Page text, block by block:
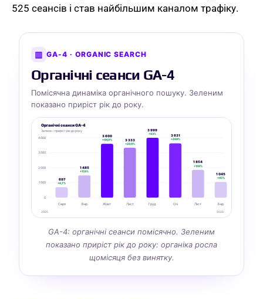
525 сеансів і став найбільшим каналом трафіку.
▥ GA-4 · ORGANIC SEARCH
Органічні сеанси GA-4
Помісячна динаміка органічного пошуку. Зеленим
показано приріст рік до року.
Органічні сеанси GA-4
Зелене – приріст рік до року
0
1 000
2 000
3 000
4 000
697
+6,7%
Серп
1 485
+17,6%
Вер
3 600
+44,9%
Жовт
3 333
+29,8%
Лист
3 999
+93%
Груд
3 631
+209%
Січ
1 854
+109%
Лют
1 045
+95%
Бер
2025 2026
GA-4: органічні сеанси помісячно. Зеленим
показано приріст рік до року: органіка росла
щомісяця без винятку.